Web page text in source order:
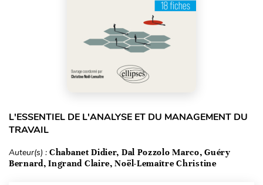
L'ESSENTIEL DE L'ANALYSE ET DU MANAGEMENT DU
TRAVAIL
Auteur(s) : Chabanet Didier, Dal Pozzolo Marco, Guéry
Bernard, Ingrand Claire, Noël-Lemaître Christine